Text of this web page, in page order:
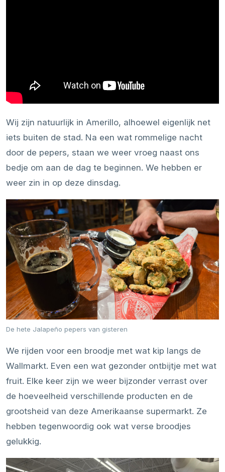
Wij zijn natuurlijk in Amerillo, alhoewel eigenlijk net
iets buiten de stad. Na een wat rommelige nacht
door de pepers, staan we weer vroeg naast ons
bedje om aan de dag te beginnen. We hebben er
weer zin in op deze dinsdag.
De hete Jalapeño pepers van gisteren
We rijden voor een broodje met wat kip langs de
Wallmarkt. Even een wat gezonder ontbijtje met wat
fruit. Elke keer zijn we weer bijzonder verrast over
de hoeveelheid verschillende producten en de
grootsheid van deze Amerikaanse supermarkt. Ze
hebben tegenwoordig ook wat verse broodjes
gelukkig.